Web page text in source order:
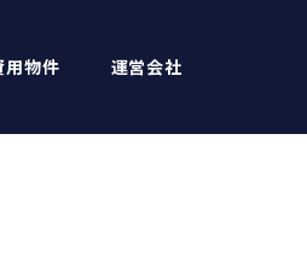
用物件 運営会社